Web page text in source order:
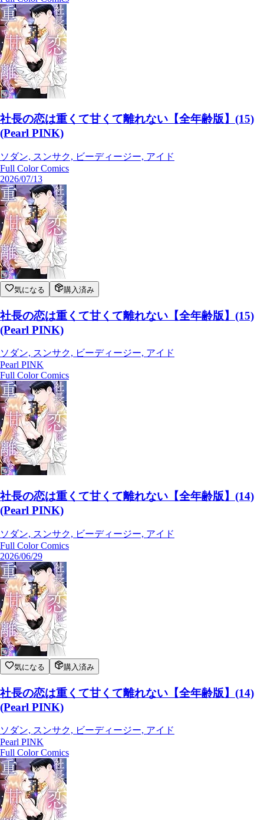
社長の恋は重くて甘くて離れない【全年齢版】(15)
(Pearl PINK)
ソダン, スンサク, ビーディージー, アイド
Full Color Comics
2026/07/13
気になる 購入済み
社長の恋は重くて甘くて離れない【全年齢版】(15)
(Pearl PINK)
ソダン, スンサク, ビーディージー, アイド
Pearl PINK
Full Color Comics
社長の恋は重くて甘くて離れない【全年齢版】(14)
(Pearl PINK)
ソダン, スンサク, ビーディージー, アイド
Full Color Comics
2026/06/29
気になる 購入済み
社長の恋は重くて甘くて離れない【全年齢版】(14)
(Pearl PINK)
ソダン, スンサク, ビーディージー, アイド
Pearl PINK
Full Color Comics